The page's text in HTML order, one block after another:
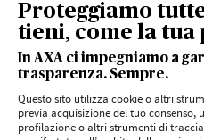
Proteggiamo
tieni, come la tua
In AXA ci impegniamo a
trasparenza. Sempre.
Questo sito utilizza cookie o altri
previa acquisizione del tuo
profilazione o altri strumenti di
agenziaentrate.gov
La quotazione è indicativa e non
sostituisce un preventivo e/o una
mancante di alcuni elementi
assicurativo. Per avere maggiori
rivolgiti ad un'agenzia AXA o una